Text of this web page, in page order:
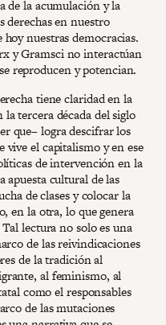
de la acumulación y la
derechas en nuestro
nuestras democracias.
y Gramsci no interactúan
reproducen y potencian.
tiene claridad en la
tercera década del siglo
que– logra descifrar los
vive el capitalismo y en ese
de intervención en la
apuesta cultural de las
de clases y colocar la
en la otra, lo que genera
lectura no solo es una
de las reivindicaciones
de la tradición al
al feminismo, al
como el responsables
de las mutaciones